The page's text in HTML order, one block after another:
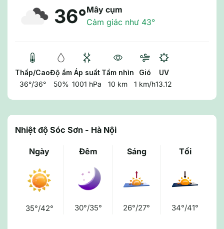
36°Mây cụm
Cảm giác như 43°
Thấp/Cao
36°/36°
Độ ẩm
50%
Áp suất
1001 hPa
Tầm nhìn
10 km
Gió
1 km/h
UV
13.12
Nhiệt độ Sóc Sơn - Hà Nội
Ngày
35°/42°
Đêm
30°/35°
Sáng
26°/27°
Tối
34°/41°